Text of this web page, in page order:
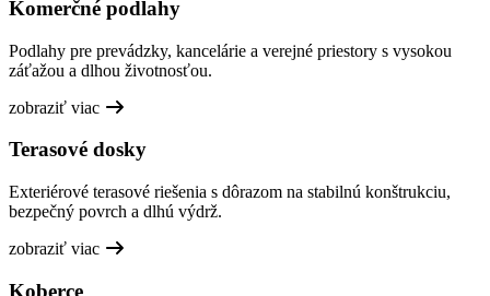
Komerčné podlahy
Podlahy pre prevádzky, kancelárie a verejné priestory s vysokou
záťažou a dlhou životnosťou.
zobraziť viac
Terasové dosky
Exteriérové terasové riešenia s dôrazom na stabilnú konštrukciu,
bezpečný povrch a dlhú výdrž.
zobraziť viac
Koberce